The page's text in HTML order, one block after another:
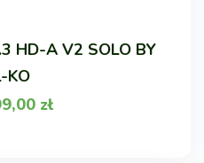
HD-A V2 SOLO BY
KO
zł